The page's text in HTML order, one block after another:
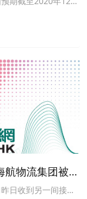
大幅增加(确认来自
航物流集团被裁
日收到另一间接控